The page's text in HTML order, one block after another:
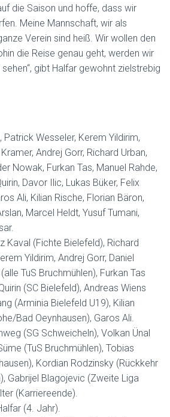
die Saison und hoffe, dass wir
Meine Mannschaft, wir als
Verein sind heiß. Wir wollen den
die Reise genau geht, werden wir
gibt Halfar gewohnt zielstrebig
Patrick Wesseler, Kerem Yildirim,
Andrej Gorr, Richard Urban,
Nowak, Furkan Tas, Manuel Rahde,
Davor Ilic, Lukas Büker, Felix
Ali, Kilian Rische, Florian Bäron,
Marcel Heldt, Yusuf Tumani,
Kaval (Fichte Bielefeld), Richard
Yildirim, Andrej Gorr, Daniel
TuS Bruchmühlen), Furkan Tas
(SC Bielefeld), Andreas Wiens
(Arminia Bielefeld U19), Kilian
Bad Oeynhausen), Garos Ali.
(SG Schweicheln), Volkan Ünal
(TuS Bruchmühlen), Tobias
Kordian Rodzinsky (Rückkehr
Gabrijel Blagojevic (Zweite Liga
(Karriereende).
(4. Jahr).